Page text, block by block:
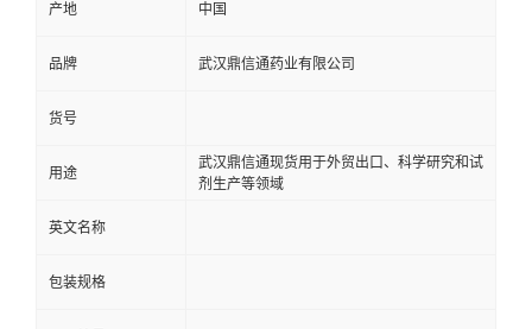
产地 中国
品牌 武汉鼎信通药业有限公司
货号
用途
武汉鼎信通现货用于外贸出口、科学研究和试
剂生产等领域
英文名称
包装规格